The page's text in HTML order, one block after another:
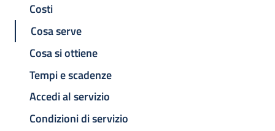
Costi
Cosa serve
Cosa si ottiene
Tempi e scadenze
Accedi al servizio
Condizioni di servizio